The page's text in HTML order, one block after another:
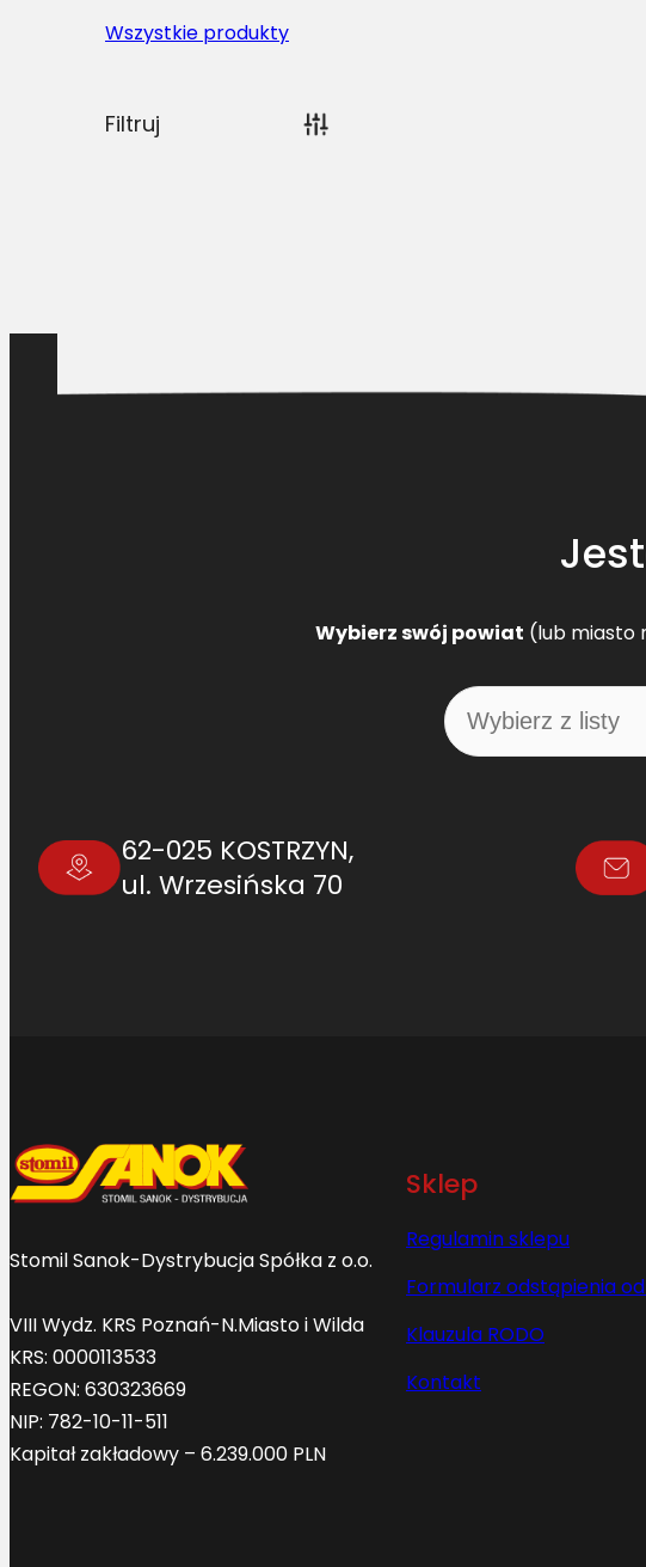
Wszystkie produkty
Filtruj
Wybierz swój powiat (lub miasto
62-025 KOSTRZYN,
ul. Wrzesińska 70
Stomil Sanok-Dystrybucja Spółka z o.o.
VIII Wydz. KRS Poznań-N.Miasto i Wilda
KRS: 0000113533
REGON: 630323669
NIP: 782-10-11-511
Kapitał zakładowy – 6.239.000 PLN
Sklep
Regulamin sklepu
Formularz odstąpienia
Klauzula RODO
Kontakt